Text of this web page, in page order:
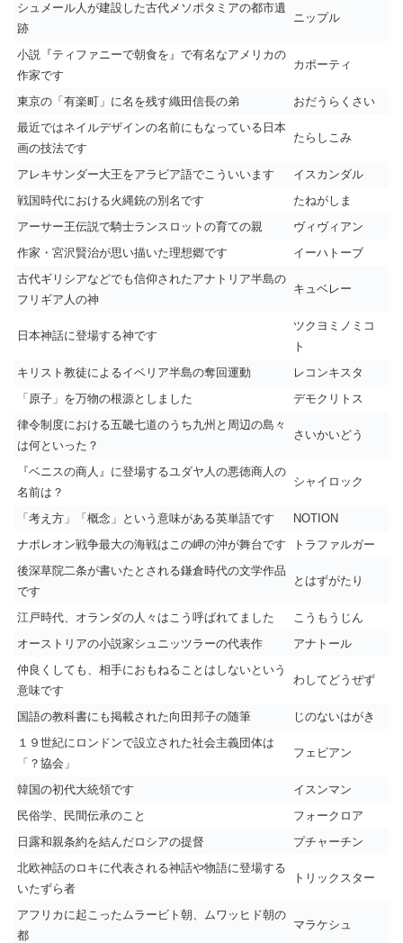
シュメール人が建設した古代メソポタミアの都市遺
跡
ニップル
小説『ティファニーで朝食を』で有名なアメリカの
作家です
カポーティ
東京の「有楽町」に名を残す織田信長の弟
おだうらくさい
最近ではネイルデザインの名前にもなっている日本
画の技法です
たらしこみ
アレキサンダー大王をアラビア語でこういいます
イスカンダル
戦国時代における火縄銃の別名です
たねがしま
アーサー王伝説で騎士ランスロットの育ての親
ヴィヴィアン
作家・宮沢賢治が思い描いた理想郷です
イーハトーブ
古代ギリシアなどでも信仰されたアナトリア半島の
フリギア人の神
キュベレー
日本神話に登場する神です
ツクヨミノミコ
ト
キリスト教徒によるイベリア半島の奪回運動
レコンキスタ
「原子」を万物の根源としました
デモクリトス
律令制度における五畿七道のうち九州と周辺の島々
は何といった？
さいかいどう
『ベニスの商人』に登場するユダヤ人の悪徳商人の
名前は？
シャイロック
「考え方」「概念」という意味がある英単語です
NOTION
ナポレオン戦争最大の海戦はこの岬の沖が舞台です
トラファルガー
後深草院二条が書いたとされる鎌倉時代の文学作品
です
とはずがたり
江戸時代、オランダの人々はこう呼ばれてました
こうもうじん
オーストリアの小説家シュニッツラーの代表作
アナトール
仲良くしても、相手におもねることはしないという
意味です
わしてどうぜず
国語の教科書にも掲載された向田邦子の随筆
じのないはがき
１９世紀にロンドンで設立された社会主義団体は
「？協会」
フェビアン
韓国の初代大統領です
イスンマン
民俗学、民間伝承のこと
フォークロア
日露和親条約を結んだロシアの提督
プチャーチン
北欧神話のロキに代表される神話や物語に登場する
いたずら者
トリックスター
アフリカに起こったムラービト朝、ムワッヒド朝の
都
マラケシュ